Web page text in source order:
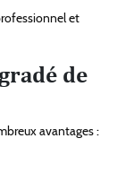
et
de
avantages :